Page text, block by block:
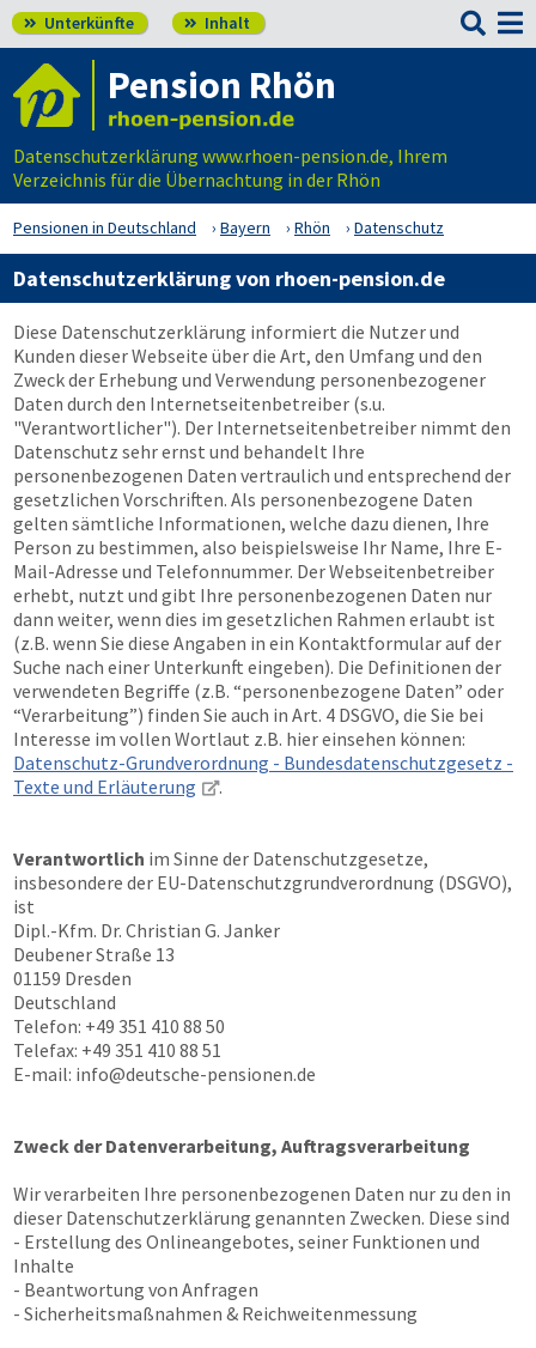
 Unterkünfte  Inhalt 
Pension Rhön
Datenschutzerklärung www.rhoen-pension.de, Ihrem
Verzeichnis für die Übernachtung in der Rhön
Pensionen in Deutschland Bayern Rhön Datenschutz
Datenschutzerklärung von rhoen-pension.de
Diese Datenschutzerklärung informiert die Nutzer und
Kunden dieser Webseite über die Art, den Umfang und den
Zweck der Erhebung und Verwendung personenbezogener
Daten durch den Internetseitenbetreiber (s.u.
"Verantwortlicher"). Der Internetseitenbetreiber nimmt den
Datenschutz sehr ernst und behandelt Ihre
personenbezogenen Daten vertraulich und entsprechend der
gesetzlichen Vorschriften. Als personenbezogene Daten
gelten sämtliche Informationen, welche dazu dienen, Ihre
Person zu bestimmen, also beispielsweise Ihr Name, Ihre E-
Mail-Adresse und Telefonnummer. Der Webseitenbetreiber
erhebt, nutzt und gibt Ihre personenbezogenen Daten nur
dann weiter, wenn dies im gesetzlichen Rahmen erlaubt ist
(z.B. wenn Sie diese Angaben in ein Kontaktformular auf der
Suche nach einer Unterkunft eingeben). Die Definitionen der
verwendeten Begriffe (z.B. “personenbezogene Daten” oder
“Verarbeitung”) finden Sie auch in Art. 4 DSGVO, die Sie bei
Interesse im vollen Wortlaut z.B. hier einsehen können:
Datenschutz-Grundverordnung - Bundesdatenschutzgesetz -
Texte und Erläuterung
.
Verantwortlich im Sinne der Datenschutzgesetze,
insbesondere der EU-Datenschutzgrundverordnung (DSGVO),
ist
Dipl.-Kfm. Dr. Christian G. Janker
Deubener Straße 13
01159 Dresden
Deutschland
Telefon: +49 351 410 88 50
Telefax: +49 351 410 88 51
E-mail: info@deutsche-pensionen.de
Zweck der Datenverarbeitung, Auftragsverarbeitung
Wir verarbeiten Ihre personenbezogenen Daten nur zu den in
dieser Datenschutzerklärung genannten Zwecken. Diese sind
- Erstellung des Onlineangebotes, seiner Funktionen und
Inhalte
- Beantwortung von Anfragen
- Sicherheitsmaßnahmen & Reichweitenmessung